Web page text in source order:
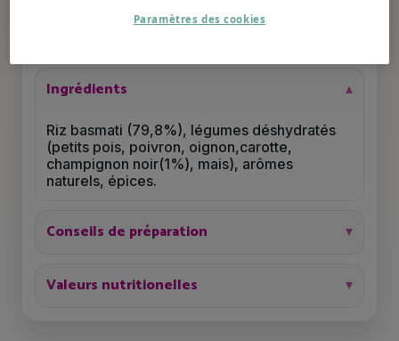
Fibres
Ingrédients
Riz basmati (79,8%), légumes déshydratés
(petits pois, poivron, oignon,carotte,
champignon noir(1%), mais), arômes
naturels, épices.
Conseils de préparation
Valeurs nutritionelles
Paramètres des cookies